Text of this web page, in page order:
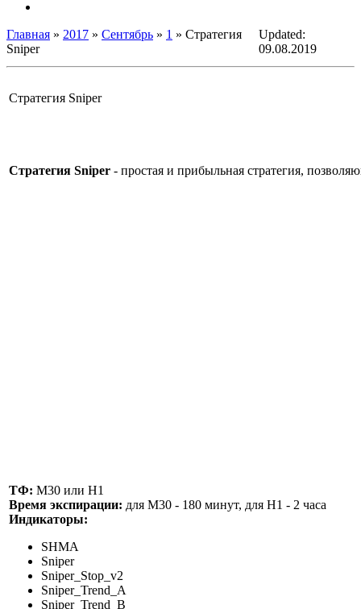
Главная » 2017 » Сентябрь » 1 » Стратегия
Sniper
Updated:
09.08.2019
Стратегия Sniper
Стратегия Sniper - простая и прибыльная стратегия,
ТФ: М30 или Н1
Время экспирации: для М30 - 180 минут, для Н1 - 2 часа
Индикаторы:
SHMA
Sniper
Sniper_Stop_v2
Sniper_Trend_A
Sniper_Trend_B